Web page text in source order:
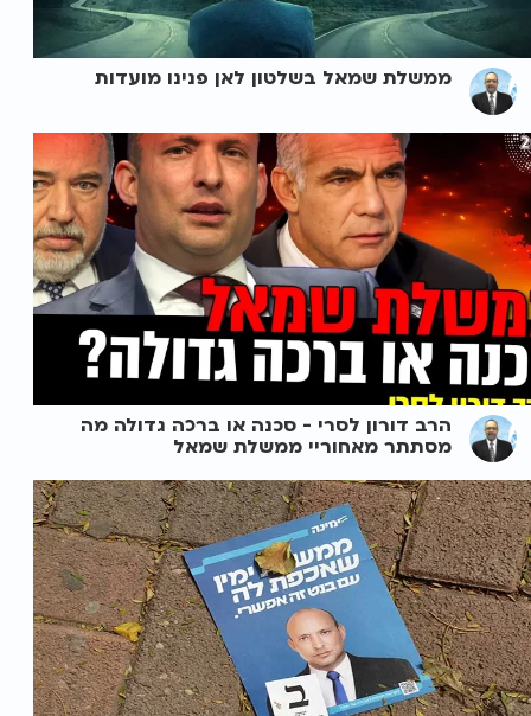
ממשלת שמאל בשלטון לאן פנינו מועדות
הרב דורון לסרי - סכנה או ברכה גדולה מה
מסתתר מאחוריי ממשלת שמאל